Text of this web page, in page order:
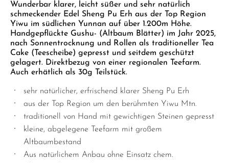
Wunderbar klarer, leicht süßer und sehr natürlich
schmeckender Edel Sheng Pu Erh aus der Top Region
Yiwu im südlichen Yunnan auf über 1.200m Höhe.
Handgepflückte Gushu- (Altbaum Blätter) im Jahr 2025,
nach Sonnentrocknung und Rollen als traditioneller Tea
Cake (Teescheibe) gepresst und seitdem geschützt
gelagert. Direktbezug von einer regionalen Teefarm.
Auch erhätlich als 30g Teilstück.
sehr natürlicher, erfrischend klarer Sheng Pu Erh
aus der Top Region um den berühmten Yiwu Mtn.
traditionell von Hand mit gewichtigen Steinen gepresst
kleine, abgelegene Teefarm mit großem
Altbaumbestand
Aus natürlichem Anbau ohne Einsatz chem.